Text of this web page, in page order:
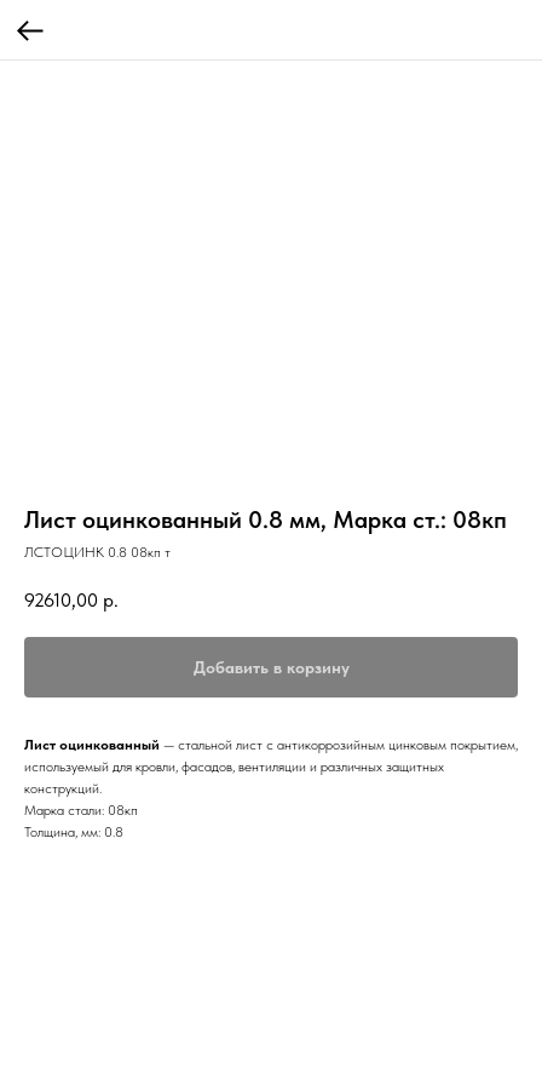
Лист оцинкованный 0.8 мм, Марка ст.: 08кп
ЛСТОЦИНК 0.8 08кп т
92610,00 р.
Добавить в корзину
Лист оцинкованный — стальной лист с антикоррозийным цинковым покрытием,
используемый для кровли, фасадов, вентиляции и различных защитных
конструкций.
Марка стали: 08кп
Толщина, мм: 0.8